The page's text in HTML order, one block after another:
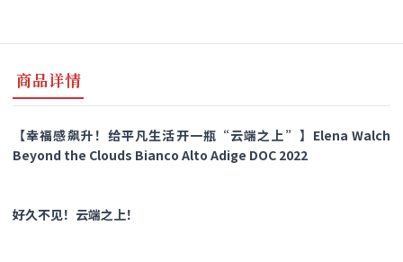
商品详情
【幸福感飙升！给平凡生活开一瓶“云端之上”】Elena Walch
Beyond the Clouds Bianco Alto Adige DOC 2022
好久不见！云端之上！